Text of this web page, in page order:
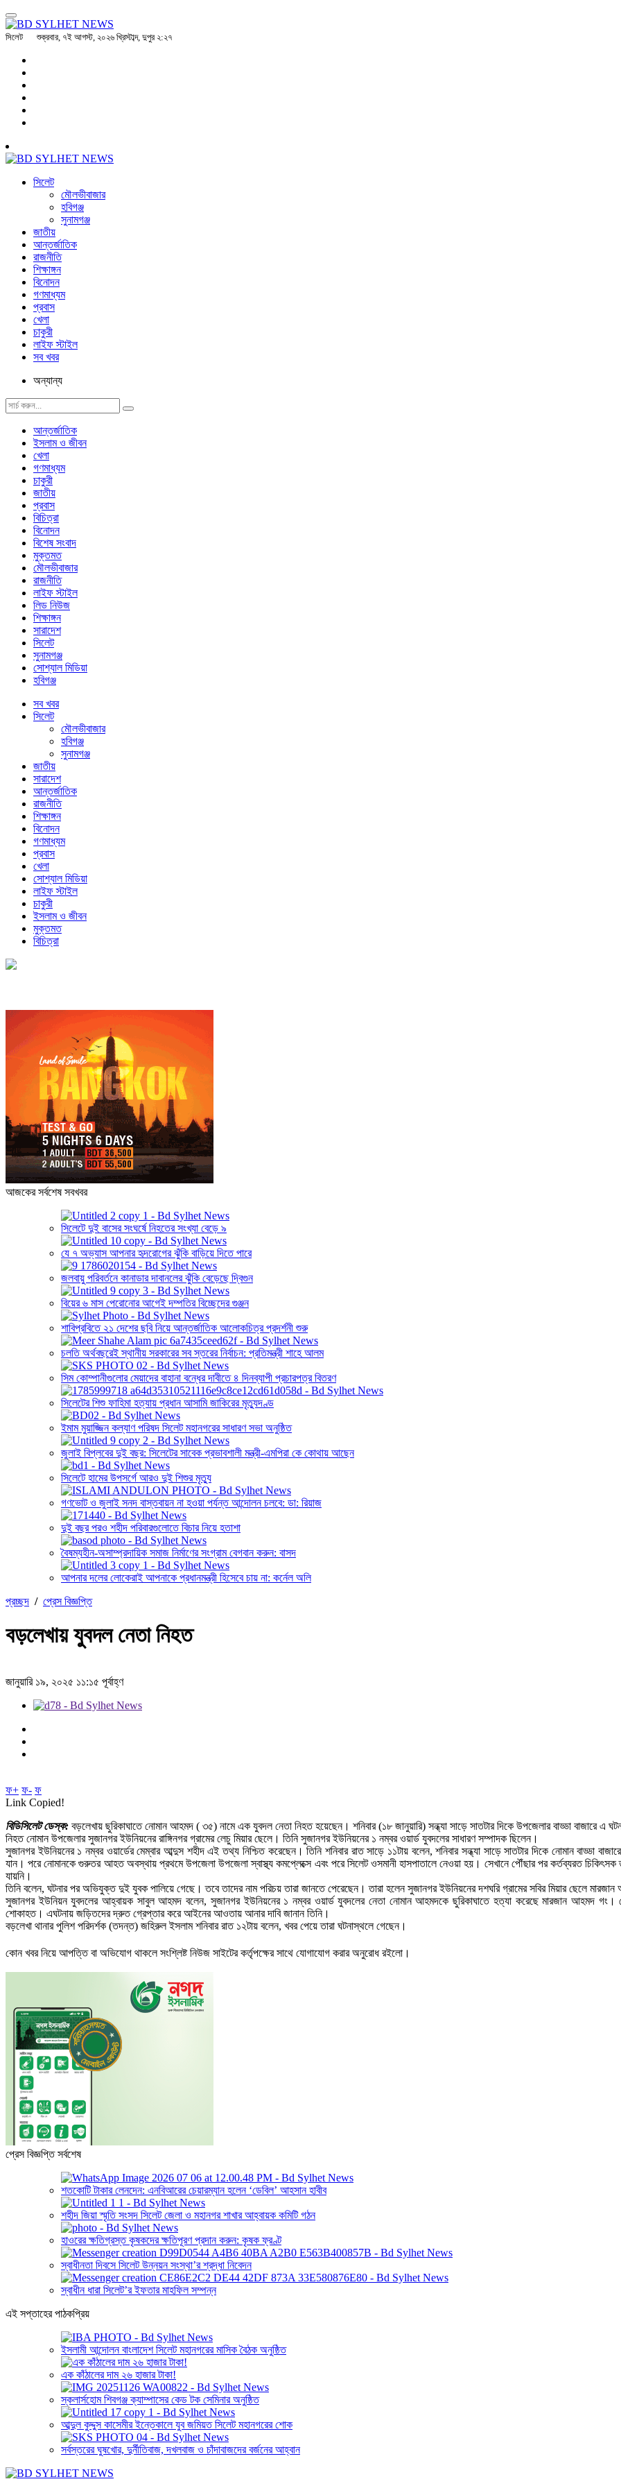
সিলেট শুক্রবার, ৭ই আগস্ট, ২০২৬ খ্রিস্টাব্দ, দুপুর ২:২৭
সিলেট
মৌলভীবাজার
হবিগঞ্জ
সুনামগঞ্জ
জাতীয়
আন্তর্জাতিক
রাজনীতি
শিক্ষাঙ্গন
বিনোদন
গণমাধ্যম
প্রবাস
খেলা
চাকুরী
লাইফ স্টাইল
সব খবর
অন্যান্য
আন্তর্জাতিক
ইসলাম ও জীবন
খেলা
গণমাধ্যম
চাকুরী
জাতীয়
প্রবাস
বিচিত্রা
বিনোদন
বিশেষ সংবাদ
মুক্তমত
মৌলভীবাজার
রাজনীতি
লাইফ স্টাইল
লিড নিউজ
শিক্ষাঙ্গন
সারাদেশ
সিলেট
সুনামগঞ্জ
সোশ্যাল মিডিয়া
হবিগঞ্জ
সব খবর
সিলেট
মৌলভীবাজার
হবিগঞ্জ
সুনামগঞ্জ
জাতীয়
সারাদেশ
আন্তর্জাতিক
রাজনীতি
শিক্ষাঙ্গন
বিনোদন
গণমাধ্যম
প্রবাস
খেলা
সোশ্যাল মিডিয়া
লাইফ স্টাইল
চাকুরী
ইসলাম ও জীবন
মুক্তমত
বিচিত্রা
আজকের সর্বশেষ সবখবর
সিলেটে দুই বাসের সংঘর্ষে নিহতের সংখ্যা বেড়ে ৯
যে ৭ অভ্যাস আপনার হৃদরোগের ঝুঁকি বাড়িয়ে দিতে পারে
জলবায়ু পরিবর্তনে কানাডার দাবানলের ঝুঁকি বেড়েছে দ্বিগুন
বিয়ের ৬ মাস পেরোনোর আগেই দম্পতির বিচ্ছেদের গুঞ্জন
শাবিপ্রবিতে ২১ দেশের ছবি নিয়ে আন্তর্জাতিক আলোকচিত্র প্রদর্শনী শুরু
চলতি অর্থবছরেই স্থানীয় সরকারের সব স্তরের নির্বাচন: প্রতিমন্ত্রী শাহে আলম
সিম কোম্পানীগুলোর মেয়াদের বাহানা বন্ধের দাবীতে ৪ দিনব্যাপী প্রচারপত্র বিতরণ
সিলেটের শিশু ফাহিমা হত্যায় প্রধান আসামি জাকিরের মৃত্যুদণ্ড
ইমাম মুয়াজ্জিন কল্যাণ পরিষদ সিলেট মহানগরের সাধারণ সভা অনুষ্ঠিত
জুলাই বিপ্লবের দুই বছর: সিলেটের সাবেক প্রভাবশালী মন্ত্রী-এমপিরা কে কোথায় আছেন
সিলেটে হামের উপসর্গে আরও দুই শিশুর মৃত্যু
গণভোট ও জুলাই সনদ বাস্তবায়ন না হওয়া পর্যন্ত আন্দোলন চলবে: ডা: রিয়াজ
দুই বছর পরও শহীদ পরিবারগুলোতে বিচার নিয়ে হতাশা
বৈষম্যহীন-অসাম্প্রদায়িক সমাজ নির্মাণের সংগ্রাম বেগবান করুন: বাসদ
আপনার দলের লোকেরাই আপনাকে প্রধানমন্ত্রী হিসেবে চায় না: কর্নেল অলি
প্রচ্ছদ / প্রেস বিজ্ঞপ্তি
বড়লেখায় যুবদল নেতা নিহত
জানুয়ারি ১৯, ২০২৫ ১১:১৫ পূর্বাহ্ণ
ফ+ ফ- ফ
Link Copied!
বিডিসিলেট ডেস্ক: বড়লেখায় ছুরিকাঘাতে নোমান আহমদ ( ৩৫) নামে এক যুবদল নেতা নিহত হয়েছেন। শনিবার (১৮ জানুয়ারি) সন্ধ্যা সাড়ে সাতটার দিকে উপজেলার বাড্ডা বাজারে এ
নিহত নোমান উপজেলার সুজানগর ইউনিয়নের রাঙ্গিনগর গ্রামের লেচু মিয়ার ছেলে। তিনি সুজানগর ইউনিয়নের ১ নম্বর ওয়ার্ড যুবদলের সাধারণ সম্পাদক ছিলেন।
সুজানগর ইউনিয়নের ১ নম্বর ওয়ার্ডের মেম্বার আব্দুস শহীদ এই তথ্য নিশ্চিত করেছেন। তিনি শনিবার রাত সাড়ে ১১টায় বলেন, শনিবার সন্ধ্যা সাড়ে সাতটার দিকে নোমান বাড্ডা
যান। পরে নোমানকে গুরুতর আহত অবস্থায় প্রথমে উপজেলা উপজেলা স্বাস্থ্য কমপ্লেক্সে এবং পরে সিলেট ওসমানী হাসপাতালে নেওয়া হয়। সেখানে পৌঁছার পর কর্তব্যরত
যায়নি।
তিনি বলেন, ঘটনার পর অভিযুক্ত দুই যুবক পালিয়ে গেছে। তবে তাদের নাম পরিচয় তারা জানতে পেরেছেন। তারা হলেন সুজানগর ইউনিয়নের দশঘরি গ্রামের সবির মিয়ার ছেলে
সুজানগর ইউনিয়ন যুবদলের আহ্বায়ক সাবুল আহমদ বলেন, সুজানগর ইউনিয়নের ১ নম্বর ওয়ার্ড যুবদলের নেতা নোমান আহমদকে ছুরিকাঘাতে হত্যা করেছে মারজান আহমদ গং।
শোকাহত। এঘটনায় জড়িতদের দ্রুত গ্রেপ্তার করে আইনের আওতায় আনার দাবি জানান তিনি।
বড়লেখা থানার পুলিশ পরিদর্শক (তদন্ত) জহিরুল ইসলাম শনিবার রাত ১২টায় বলেন, খবর পেয়ে তারা ঘটনাস্থলে গেছেন।
কোন খবর নিয়ে আপত্তি বা অভিযোগ থাকলে সংশ্লিষ্ট নিউজ সাইটের কর্তৃপক্ষের সাথে যোগাযোগ করার অনুরোধ রইলো।
প্রেস বিজ্ঞপ্তি সর্বশেষ
শতকোটি টাকার লেনদেন: এনবিআরের চেয়ারম্যান হলেন ‘ডেবিল’ আহসান হাবীব
শহীদ জিয়া স্মৃতি সংসদ সিলেট জেলা ও মহানগর শাখার আহ্বায়ক কমিটি গঠন
হাওরের ক্ষতিগ্রস্ত কৃষকদের ক্ষতিপূরণ প্রদান করুন: কৃষক ফ্রণ্ট
স্বাধীনতা দিবসে সিলেট উন্নয়ন সংস্থা’র শ্রদ্ধা নিবেদন
স্বাধীন ধারা সিলেট’র ইফতার মাহফিল সম্পন্ন
এই সপ্তাহের পাঠকপ্রিয়
ইসলামী আন্দোলন বাংলাদেশ সিলেট মহানগরের মাসিক বৈঠক অনুষ্ঠিত
এক কাঁঠালের দাম ২৬ হাজার টাকা!
স্কলার্সহোম শিবগঞ্জ ক্যাম্পাসের কেড টক সেমিনার অনুষ্ঠিত
আব্দুল কুদ্দুস কাসেমীর ইন্তেকালে যুব জমিয়ত সিলেট মহানগরের শোক
সর্বস্তরের ঘুষখোর, দুর্নীতিবাজ, দখলবাজ ও চাঁদাবাজদের বর্জনের আহ্বান